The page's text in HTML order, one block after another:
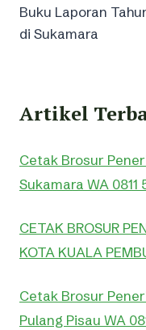
Buku Laporan
di Sukamara
Artikel
Cetak Brosur
Sukamara WA 0811
CETAK BROSUR
KOTA KUALA
Cetak Brosur
Pulang Pisau WA